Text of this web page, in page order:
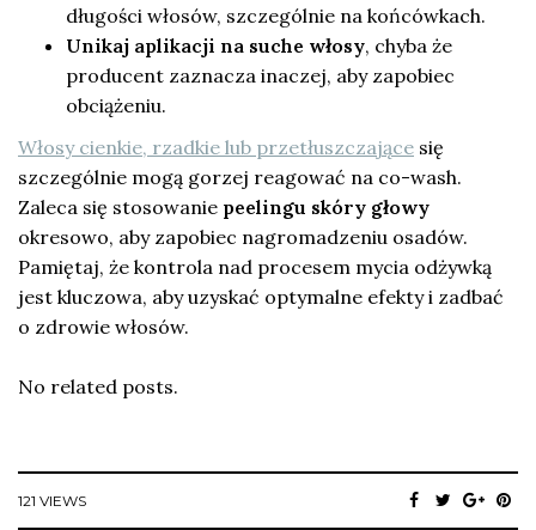
długości włosów, szczególnie na końcówkach.
Unikaj aplikacji na suche włosy, chyba że
producent zaznacza inaczej, aby zapobiec
obciążeniu.
Włosy cienkie, rzadkie lub przetłuszczające się
szczególnie mogą gorzej reagować na co-wash.
Zaleca się stosowanie peelingu skóry głowy
okresowo, aby zapobiec nagromadzeniu osadów.
Pamiętaj, że kontrola nad procesem mycia odżywką
jest kluczowa, aby uzyskać optymalne efekty i zadbać
o zdrowie włosów.
No related posts.
121 VIEWS